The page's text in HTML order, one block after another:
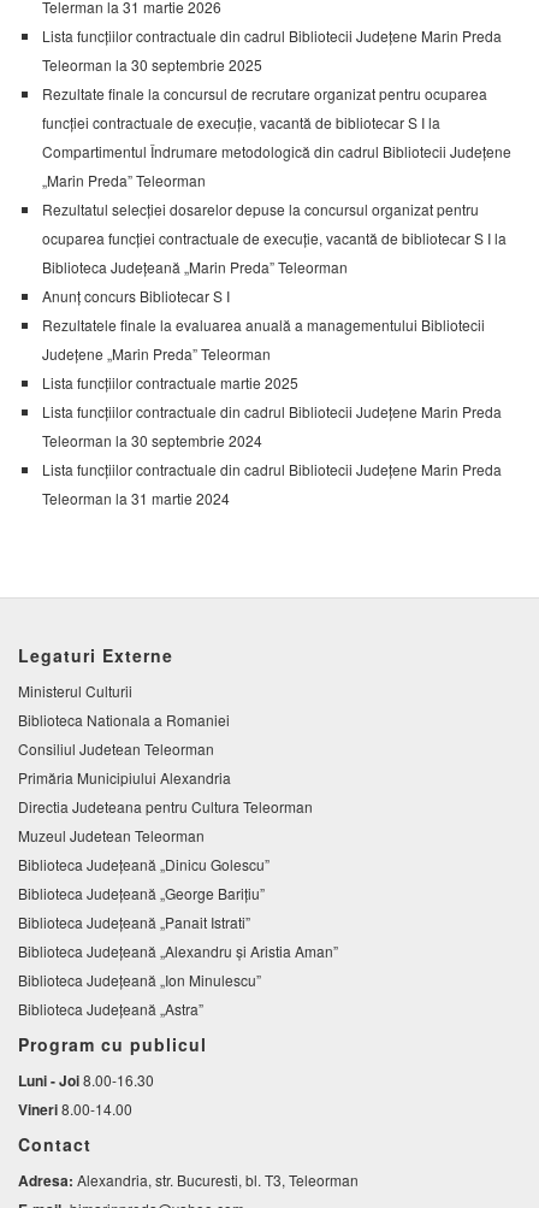
Telerman la 31 martie 2026
Lista funcțiilor contractuale din cadrul Bibliotecii Județene Marin Preda
Teleorman la 30 septembrie 2025
Rezultate finale la concursul de recrutare organizat pentru ocuparea
funcției contractuale de execuție, vacantă de bibliotecar S I la
Compartimentul Îndrumare metodologică din cadrul Bibliotecii Județene
„Marin Preda” Teleorman
Rezultatul selecției dosarelor depuse la concursul organizat pentru
ocuparea funcției contractuale de execuție, vacantă de bibliotecar S I la
Biblioteca Județeană „Marin Preda” Teleorman
Anunț concurs Bibliotecar S I
Rezultatele finale la evaluarea anuală a managementului Bibliotecii
Județene „Marin Preda” Teleorman
Lista funcțiilor contractuale martie 2025
Lista funcțiilor contractuale din cadrul Bibliotecii Județene Marin Preda
Teleorman la 30 septembrie 2024
Lista funcțiilor contractuale din cadrul Bibliotecii Județene Marin Preda
Teleorman la 31 martie 2024
Legaturi Externe
Ministerul Culturii
Biblioteca Nationala a Romaniei
Consiliul Judetean Teleorman
Primăria Municipiului Alexandria
Directia Judeteana pentru Cultura Teleorman
Muzeul Judetean Teleorman
Biblioteca Judeţeană „Dinicu Golescu”
Biblioteca Județeană „George Barițiu”
Biblioteca Judeţeană „Panait Istrati”
Biblioteca Judeţeană „Alexandru şi Aristia Aman”
Biblioteca Judeţeană „Ion Minulescu”
Biblioteca Județeană „Astra”
Program cu publicul
Luni - Joi8.00-16.30
Vineri8.00-14.00
Contact
Adresa: Alexandria, str. Bucuresti, bl. T3, Teleorman